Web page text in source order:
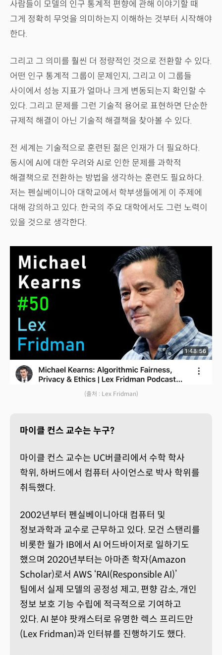
사람들이 모델의 인구 통계적 편향에 관해 이야기할 때
그게 정확히 무엇을 의미하는지 이해하는 것부터 시작해야
한다.
그리고 그 의미를 훨씬 더 정량적인 것으로 전환할 수 있다.
어떤 인구 통계적 그룹이 문제인지, 그리고 이 그룹들
사이에서 성능 지표가 얼마나 크게 변동되는지 확인할 수
있다. 그리고 문제를 그런 기술적 용어로 표현하면 단순한
규제적 해결이 아닌 기술적 해결책을 찾아볼 수 있다.
전 세계는 기술적으로 훈련된 젊은 인재가 더 필요하다.
동시에 AI에 대한 우려와 AI로 인한 문제를 과학적
해결책으로 전환하는 방법을 생각하는 훈련도 필요하다.
저는 펜실베이니아 대학교에서 학부생들에게 이 주제에
대해 강의하고 있다. 한국의 주요 대학에서도 그런 노력이
있을 것으로 생각한다.
(출처 : Lex Fridman)
마이클 컨스 교수는 누구?
마이클 컨스 교수는 UC버클리에서 수학 학사
학위, 하버드에서 컴퓨터 사이언스로 박사 학위를
취득했다.
2002년부터 펜실베이니아대 컴퓨터 및
정보과학과 교수로 근무하고 있다. 모건 스탠리를
비롯한 월가 IB에서 AI 어드바이저로 일하기도
했으며 2020년부터는 아마존 학자(Amazon
Scholar)로서 AWS ‘RAI(Responsible AI)’
팀에서 실제 모델의 공정성 제고, 편향 감소, 개인
정보 보호 기능 수립에 적극적으로 기여하고
있다. AI 분야 팟캐스터로 유명한 렉스 프리드만
(Lex Fridman)과 인터뷰를 진행하기도 했다.